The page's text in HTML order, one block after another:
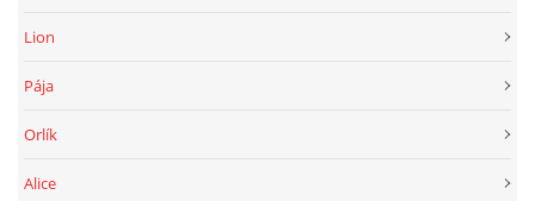
Lion
Pája
Orlík
Alice